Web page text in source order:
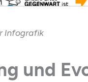
Infografik
und